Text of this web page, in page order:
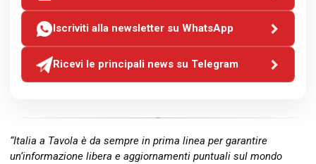
Iscriviti alla newsletter su WhatsApp
Ricevi le principali news su Telegram
“Italia a Tavola è da sempre in prima linea per garantire
un’informazione libera e aggiornamenti puntuali sul mondo